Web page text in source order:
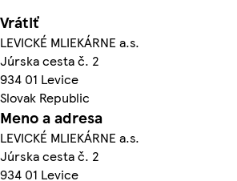
Vrátiť
LEVICKÉ MLIEKÁRNE a.s.
Júrska cesta č. 2
934 01 Levice
Slovak Republic
Meno a adresa
LEVICKÉ MLIEKÁRNE a.s.
Júrska cesta č. 2
934 01 Levice